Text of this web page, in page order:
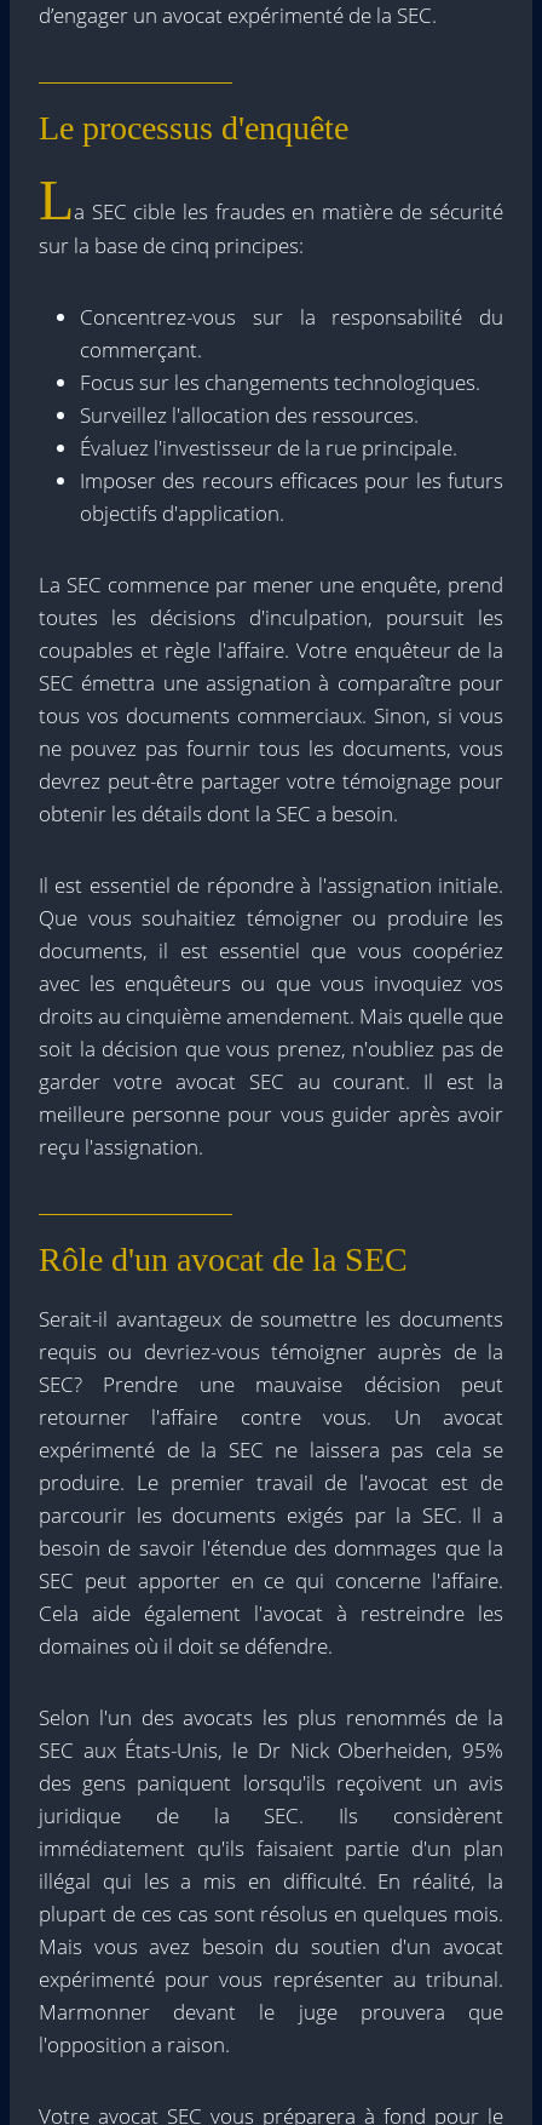
d’engager un avocat expérimenté de la SEC.
Le processus d'enquête
La SEC cible les fraudes en matière de sécurité
sur la base de cinq principes:
Concentrez-vous sur la responsabilité du
commerçant.
Focus sur les changements technologiques.
Surveillez l'allocation des ressources.
Évaluez l'investisseur de la rue principale.
Imposer des recours efficaces pour les futurs
objectifs d'application.
La SEC commence par mener une enquête, prend
toutes les décisions d'inculpation, poursuit les
coupables et règle l'affaire. Votre enquêteur de la
SEC émettra une assignation à comparaître pour
tous vos documents commerciaux. Sinon, si vous
ne pouvez pas fournir tous les documents, vous
devrez peut-être partager votre témoignage pour
obtenir les détails dont la SEC a besoin.
Il est essentiel de répondre à l'assignation initiale.
Que vous souhaitiez témoigner ou produire les
documents, il est essentiel que vous coopériez
avec les enquêteurs ou que vous invoquiez vos
droits au cinquième amendement. Mais quelle que
soit la décision que vous prenez, n'oubliez pas de
garder votre avocat SEC au courant. Il est la
meilleure personne pour vous guider après avoir
reçu l'assignation.
Rôle d'un avocat de la SEC
Serait-il avantageux de soumettre les documents
requis ou devriez-vous témoigner auprès de la
SEC? Prendre une mauvaise décision peut
retourner l'affaire contre vous. Un avocat
expérimenté de la SEC ne laissera pas cela se
produire. Le premier travail de l'avocat est de
parcourir les documents exigés par la SEC. Il a
besoin de savoir l'étendue des dommages que la
SEC peut apporter en ce qui concerne l'affaire.
Cela aide également l'avocat à restreindre les
domaines où il doit se défendre.
Selon l'un des avocats les plus renommés de la
SEC aux États-Unis, le Dr Nick Oberheiden, 95%
des gens paniquent lorsqu'ils reçoivent un avis
juridique de la SEC. Ils considèrent
immédiatement qu'ils faisaient partie d'un plan
illégal qui les a mis en difficulté. En réalité, la
plupart de ces cas sont résolus en quelques mois.
Mais vous avez besoin du soutien d'un avocat
expérimenté pour vous représenter au tribunal.
Marmonner devant le juge prouvera que
l'opposition a raison.
Votre avocat SEC vous préparera à fond pour le